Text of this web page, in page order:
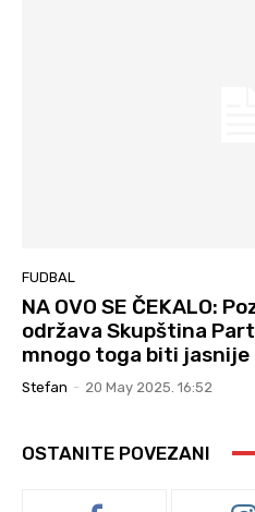
FUDBAL
NA OVO SE ČEKALO:
održava Skupština
mnogo toga biti jasnije
Stefan - 20 May 2025. 16:52
OSTANITE POVEZANI